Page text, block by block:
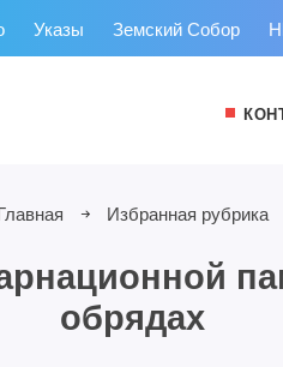
Указы Земский Собор
Избранная рубрика
обрядах